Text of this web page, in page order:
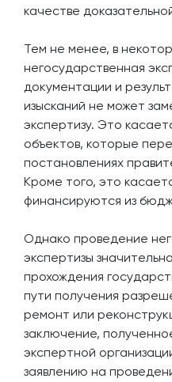
качестве
Тем не менее, в
негосударственная
документации и
изысканий не может
экспертизу. Это
объектов, которые
постановлениях
Кроме того, это
финансируются из
Однако проведение
экспертизы
прохождения
пути получения
ремонт или
заключение,
экспертной
заявлению на